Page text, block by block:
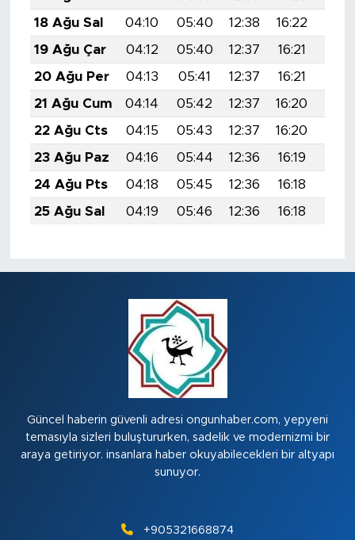
18 Ağu Sal
04:10 05:40 12:38 16:22
19 Ağu Çar
04:12 05:40 12:37 16:21
20 Ağu Per
04:13 05:41 12:37 16:21
21 Ağu Cum
04:14 05:42 12:37 16:20
22 Ağu Cts
04:15 05:43 12:37 16:20
23 Ağu Paz
04:16 05:44 12:36 16:19
24 Ağu Pts
04:18 05:45 12:36 16:18
25 Ağu Sal
04:19 05:46 12:36 16:18
Güncel haberin güvenli adresi ongunhaber.com, yepyeni
temasıyla sizleri buluştururken, sadelik ve modernizmi bir
araya getiriyor. insanlara haber okuyabilecekleri bir altyapı
sunuyor.
+905321668874